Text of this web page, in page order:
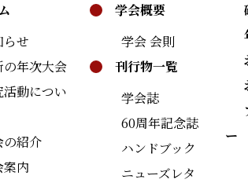
らせ
の年次大会
活動につい
の紹介
案内
学会概要
学会 会則
刊行物一覧
学会誌
60周年記念誌
ハンドブック
ニューズレタ
ー